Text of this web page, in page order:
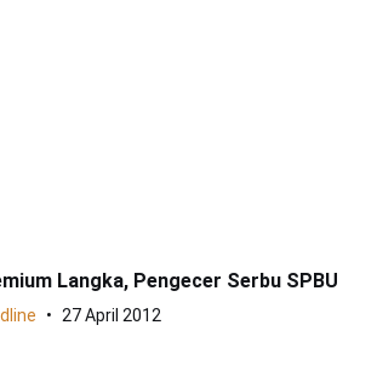
Langka, Pengecer Serbu SPBU
27 April 2012